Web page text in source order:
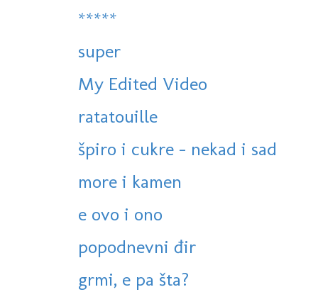
*****
super
My Edited Video
ratatouille
špiro i cukre - nekad i sad
more i kamen
e ovo i ono
popodnevni đir
grmi, e pa šta?